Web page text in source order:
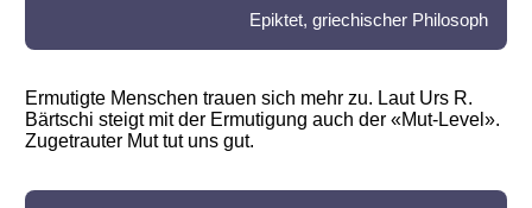
Epiktet, griechischer Philosoph
Ermutigte Menschen trauen sich mehr zu. Laut Urs R.
Bärtschi steigt mit der Ermutigung auch der «Mut-Level».
Zugetrauter Mut tut uns gut.